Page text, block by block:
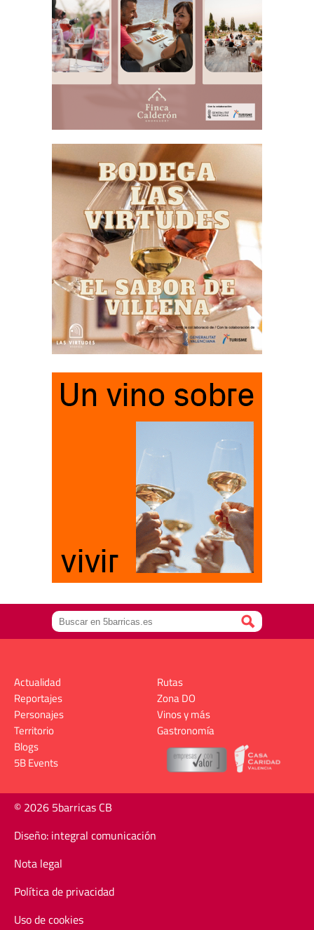
Actualidad
Reportajes
Personajes
Territorio
Rutas
Zona DO
Vinos y más
Gastronomía
Blogs
5B Events
© 2026 5barricas CB
Diseño: integral comunicación
Nota legal
Política de privacidad
Uso de cookies